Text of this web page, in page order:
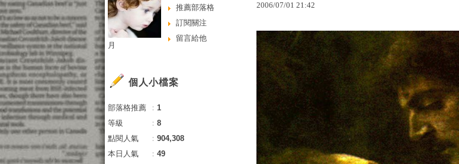
2006/07/01 21:42
推薦部落格
訂閱關注
留言給他
月
個人小檔案
部落格推薦 ： 1
等級
： 8
點閱人氣
： 904,308
本日人氣
： 49